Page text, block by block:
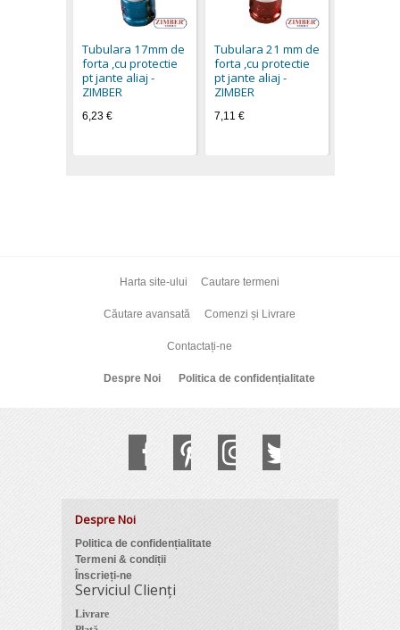
Tubulara 17mm de
forta ,cu protectie
pt jante aliaj -
ZIMBER
6,23 €
Tubulara 21 mm de
forta ,cu protectie
pt jante aliaj -
ZIMBER
7,11 €
Harta site-ului Cautare termeni
Căutare avansată Comenzi și Livrare
Contactați-ne
Despre Noi Politica de confidențialitate
Despre Noi
Politica de confidențialitate
Termeni & condiții
Înscrieți-ne
Serviciul Clienți
Livrare